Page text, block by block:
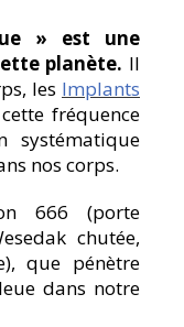
» est une
planète. Il
les Implants
fréquence
systématique
nos corps.
666 (porte
chutée,
que pénètre
dans notre